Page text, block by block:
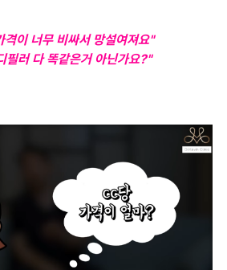
격이 너무 비싸서 망설여져요"
필러 다 똑같은거 아닌가요?"